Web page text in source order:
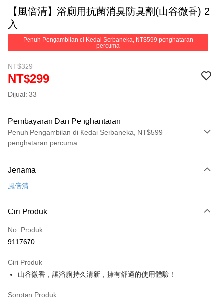
【風倍清】浴廁用抗菌消臭防臭劑(山谷微香) 2
入
Penuh Pengambilan di Kedai Serbaneka, NT$599 penghataran
percuma
NT$329
NT$299
Dijual: 33
Pembayaran Dan Penghantaran
Penuh Pengambilan di Kedai Serbaneka, NT$599
penghataran percuma
Kad Kredit (Bayaran Penuh)
Pengambilan di Kedai Serbaneka
LINE Pay
Apple Pay
JKOPAY
Easy Wallet
Jenama
風倍清
Ciri Produk
No. Produk
9117670
Ciri Produk
山谷微香，讓浴廁持久清新，擁有舒適的使用體驗！
Sorotan Produk